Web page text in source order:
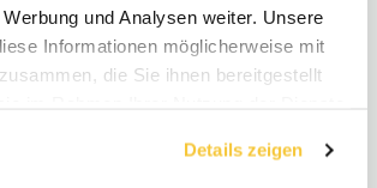
und Analysen weiter. Unsere
Informationen möglicherweise mit
die Sie ihnen bereitgestellt
Details zeigen